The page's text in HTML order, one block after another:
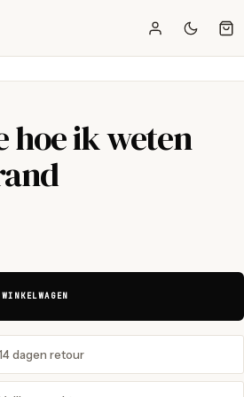
hoe ik weten
dagen retour